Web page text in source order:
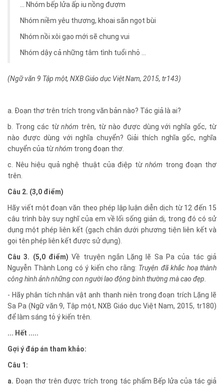
... Nhóm bếp lửa ấp iu nồng đượm
Nhóm niềm yêu thương, khoai sắn ngọt bùi
Nhóm nồi xôi gạo mới sẽ chung vui
Nhóm dậy cả những tâm tình tuổi nhỏ ...
(Ngữ văn 9 Tập một, NXB Giáo dục Việt Nam, 2015, tr143)
a. Đoạn thơ trên trích trong văn bản nào? Tác giả là ai?
b. Trong các từnhóm trên, từ nào được dùng với nghĩa gốc, từ
nào được dùng với nghĩa chuyển? Giải thích nghĩa gốc, nghĩa
chuyển của từnhóm trong đoạn thơ.
c. Nêu hiệu quả nghệ thuật của điệp từnhóm trong đoạn thơ
trên.
Câu 2. (3,0 điểm)
Hãy viết một đoạn văn theo phép lập luận diễn dịch từ 12 đến 15
câu trình bày suy nghĩ của em về lối sống giản dị, trong đó có sử
dụng một phép liên kết (gạch chân dưới phương tiện liên kết và
gọi tên phép liên kết được sử dụng).
Câu 3. (5,0 điểm)Về truyện ngắn Lặng lẽ Sa Pa của tác giả
Nguyễn Thành Long có ý kiến cho rằng: Truyện đã khắc hoạ thành
công hình ảnh những con người lao động bình thường mà cao đẹp.
- Hãy phân tích nhân vật anh thanh niên trong đoạn trích Lặng lẽ
Sa Pa (Ngữ văn 9, Tập một, NXB Giáo dục Việt Nam, 2015, tr180)
để làm sáng tỏ ý kiến trên.
... Hết .....
Gợi ý đáp án tham khảo:
Câu 1:
a. Đoạn thơ trên được trích trong tác phẩm Bếp lửa của tác giả